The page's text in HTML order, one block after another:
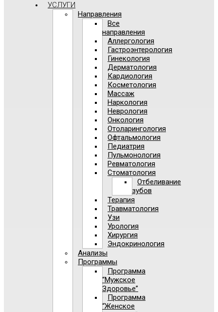
УСЛУГИ
Направления
Все
направления
Аллергология
Гастроэнтерология
Гинекология
Дерматология
Кардиология
Косметология
Массаж
Наркология
Неврология
Онкология
Отоларингология
Офтальмология
Педиатрия
Пульмонология
Ревматология
Стоматология
Отбеливание
зубов
Терапия
Травматология
Узи
Урология
Хирургия
Эндокринология
Анализы
Программы
Программа
“Мужское
Здоровье”
Программа
“Женское